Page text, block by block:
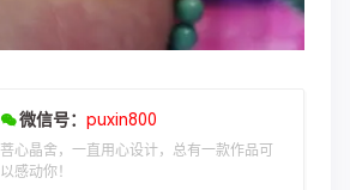
微信号： puxin800
菩心晶舍，一直用心设计，总有一款作品可
以感动你！